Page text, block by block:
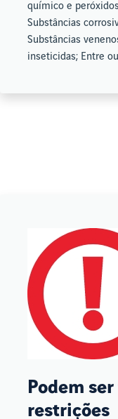
químico e
Substâncias
Substâncias
inseticidas; Entre
Podem
restrições